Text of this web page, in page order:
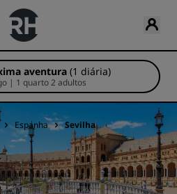
aventura (1 diária)
09 ago - 10 ago | 1 quarto 2 adultos
Espanha Sevilha